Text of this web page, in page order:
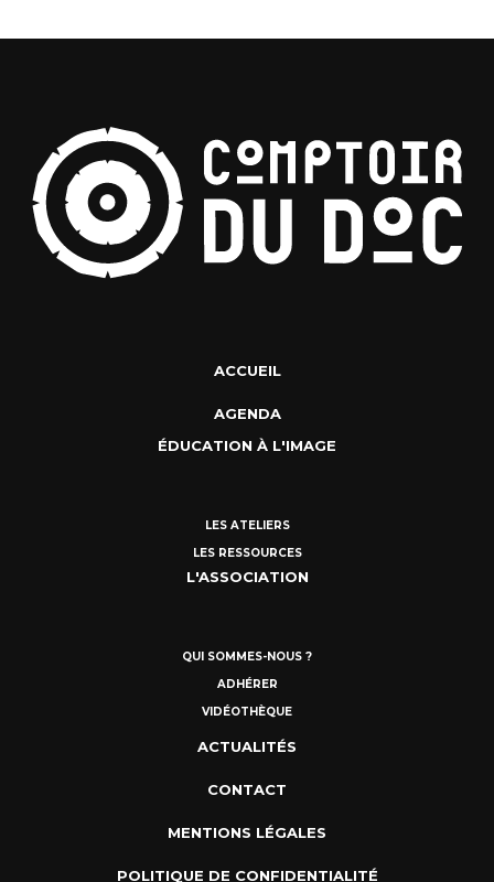
ACCUEIL
AGENDA
ÉDUCATION À L'IMAGE
LES ATELIERS
LES RESSOURCES
L'ASSOCIATION
QUI SOMMES-NOUS ?
ADHÉRER
VIDÉOTHÈQUE
ACTUALITÉS
CONTACT
MENTIONS LÉGALES
POLITIQUE DE CONFIDENTIALITÉ